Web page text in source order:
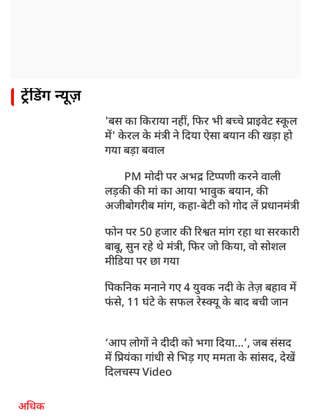
ट्रेंडिंग न्यूज़
'बस का किराया नहीं, फिर भी बच्चे प्राइवेट स्कूल
में' केरल के मंत्री ने दिया ऐसा बयान की खड़ा हो
गया बड़ा बवाल
PM मोदी पर अभद्र टिप्पणी करने वाली
लड़की की मां का आया भावुक बयान, की
अजीबोगरीब मांग, कहा-बेटी को गोद लें प्रधानमंत्री
फोन पर 50 हजार की रिश्वत मांग रहा था सरकारी
बाबू, सुन रहे थे मंत्री, फिर जो किया, वो सोशल
मीडिया पर छा गया
पिकनिक मनाने गए 4 युवक नदी के तेज़ बहाव में
फंसे, 11 घंटे के सफल रेस्क्यू के बाद बची जान
‘आप लोगों ने दीदी को भगा दिया…’, जब संसद
में प्रियंका गांधी से भिड़ गए ममता के सांसद, देखें
दिलचस्प Video
अधिक